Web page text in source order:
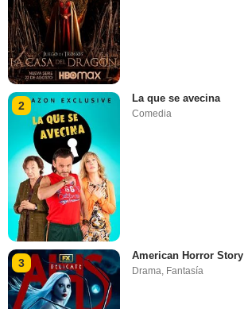
2
La que se avecina
Comedia
3
American Horror Story
Drama, Fantasía